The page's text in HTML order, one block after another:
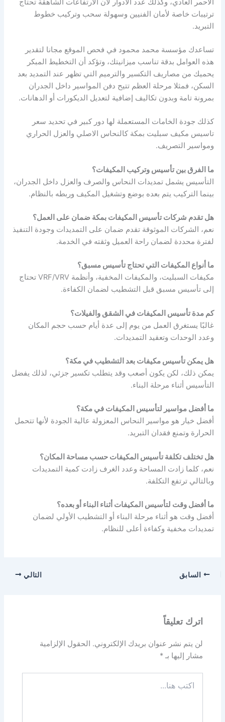
ترتيبات خاصة لأمان الفنيين وسهولة سحب وتركيب خطوط
التبريد.
تساعدك مؤسسة محمد محمود في فحص الموقع مجانا لتقدير
هذه العوامل بدقة تناسب ميزانيتك، وتؤكد أن التخطيط المبكر
يحميك من مصاريف التكسير والترميم التي تظهر عند التمديد بعد
السكن، فمثلا مرحلة العظم تتيح دفن المواسير داخل الجدران
بمرونة تامة وبدون تكاليف إضافية لتعديل الديكورات أو الدهانات.
كذلك جودة الخامات المستعملة لها دور كبير في تحديد سعر
تاسيس مكيف سبليت بمكة كالنحاس الاصلي والعزل الحراري
ومواسير التصريف.
ما الفرق بين تأسيس وتركيب المكيفات؟
التأسيس يشمل تمديدات النحاس والصرف والعزل داخل الجدران،
بينما التركيب يتم بعده بوضع وتشغيل المكيف وربطه بالنظام.
هل تقدم شركات تأسيس المكيفات بمكة ضمان على العمل؟
نعم، الشركات الموثوقة تقدم ضمان على التمديدات وجودة التنفيذ
لفترة محددة لضمان راحة العميل وثقته في الخدمة.
ما أنواع المكيفات التي تحتاج تأسيس مسبق؟
مكيفات السبليت، والمكيفات المخفية، وأنظمة VRF/VRV تحتاج
إلى تأسيس مسبق قبل التشطيب لضمان الكفاءة.
كم مدة تأسيس المكيفات في الشقق والفيلات؟
غالبًا يستغرق العمل من يوم إلى عدة أيام حسب حجم المكان
وعدد الوحدات وتعقيد التمديدات.
هل يمكن تأسيس مكيفات بعد التشطيب في مكة؟
يمكن ذلك، لكن يكون أصعب وقد يتطلب تكسير جزئي، لذلك يفضل
التأسيس أثناء مرحلة البناء.
ما أفضل مواسير لتأسيس المكيفات في مكة؟
أفضل خيار هو مواسير النحاس المعزولة عالية الجودة لأنها تتحمل
الحرارة وتمنع فقدان التبريد.
هل تختلف تكلفة تأسيس المكيفات حسب مساحة المكان؟
نعم، كلما زادت المساحة وعدد الغرف زادت كمية التمديدات
وبالتالي ترتفع التكلفة.
ما أفضل وقت لتأسيس المكيفات أثناء البناء أو بعده؟
أفضل وقت هو أثناء مرحلة البناء أو التشطيب الأولي لضمان
تمديدات مخفية وكفاءة أعلى للنظام.
السابق التالي
اترك تعليقاً
لن يتم نشر عنوان بريدك الإلكتروني. الحقول الإلزامية
مشار إليها بـ*
هنا...